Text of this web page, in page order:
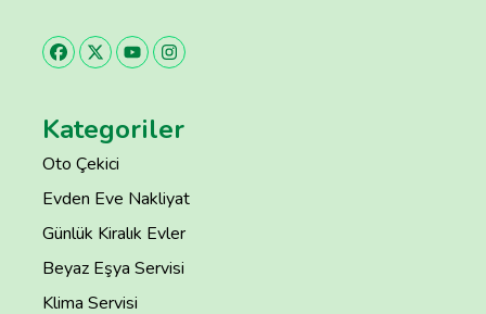
Kategoriler
Oto Çekici
Evden Eve Nakliyat
Günlük Kiralık Evler
Beyaz Eşya Servisi
Klima Servisi